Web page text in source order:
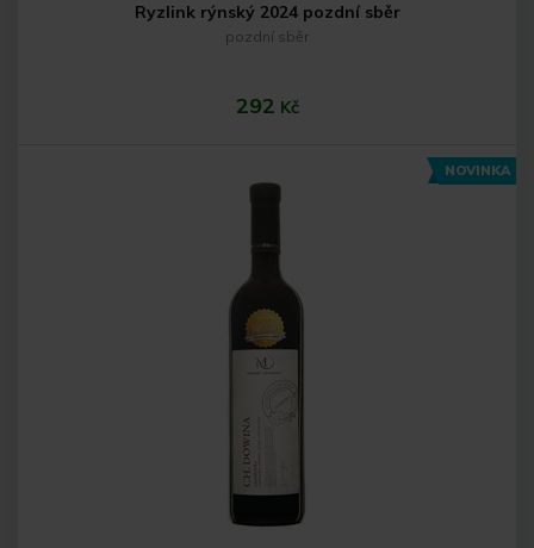
Ryzlink rýnský 2024 pozdní sběr
pozdní sběr
292 Kč
Do košíku
NOVINKA